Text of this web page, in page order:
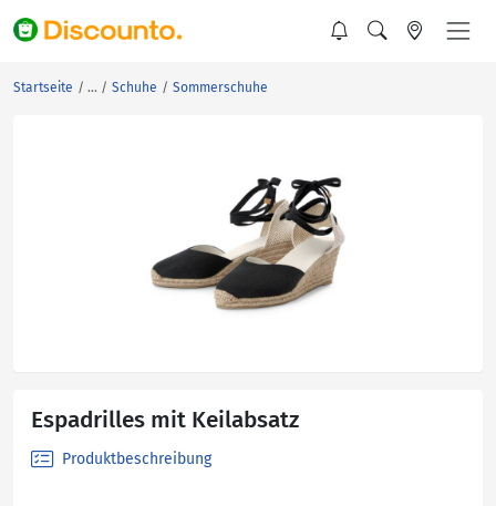
Startseite Schuhe Sommerschuhe
Espadrilles mit Keilabsatz
Produktbeschreibung